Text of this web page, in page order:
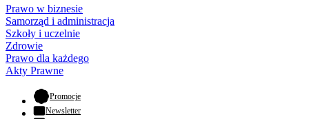
Prawo w biznesie
Samorząd i administracja
Szkoły i uczelnie
Zdrowie
Prawo dla każdego
Akty Prawne
Promocje- otwiera się w nowej karcie
Newsletter